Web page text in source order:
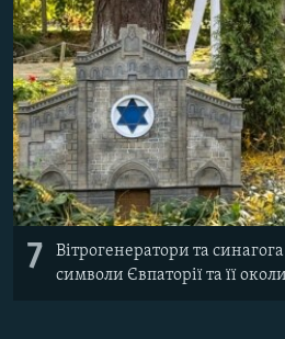
7
Вітрогенератори та
символи Євпаторії та її